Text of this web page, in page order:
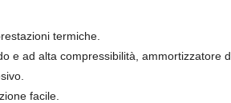
termiche.
e ad alta compressibilità, ammortizzatore
facile.